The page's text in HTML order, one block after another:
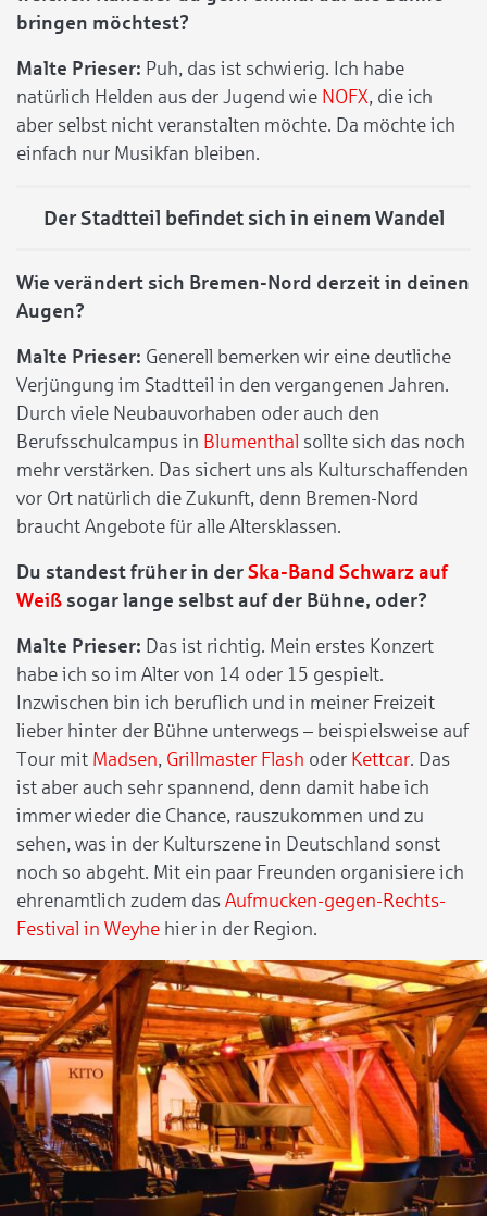
bringen möchtest?
Malte Prieser: Puh, das ist schwierig. Ich habe
natürlich Helden aus der Jugend wie NOFX, die ich
aber selbst nicht veranstalten möchte. Da möchte ich
einfach nur Musikfan bleiben.
Der Stadtteil befindet sich in einem Wandel
Wie verändert sich Bremen-Nord derzeit in deinen
Augen?
Malte Prieser: Generell bemerken wir eine deutliche
Verjüngung im Stadtteil in den vergangenen Jahren.
Durch viele Neubauvorhaben oder auch den
Berufsschulcampus in Blumenthal sollte sich das noch
mehr verstärken. Das sichert uns als Kulturschaffenden
vor Ort natürlich die Zukunft, denn Bremen-Nord
braucht Angebote für alle Altersklassen.
Du standest früher in der Ska-Band Schwarz auf
Weiß sogar lange selbst auf der Bühne, oder?
Malte Prieser: Das ist richtig. Mein erstes Konzert
habe ich so im Alter von 14 oder 15 gespielt.
Inzwischen bin ich beruflich und in meiner Freizeit
lieber hinter der Bühne unterwegs – beispielsweise auf
Tour mit Madsen, Grillmaster Flash oder Kettcar. Das
ist aber auch sehr spannend, denn damit habe ich
immer wieder die Chance, rauszukommen und zu
sehen, was in der Kulturszene in Deutschland sonst
noch so abgeht. Mit ein paar Freunden organisiere ich
ehrenamtlich zudem das Aufmucken-gegen-Rechts-
Festival in Weyhe hier in der Region.